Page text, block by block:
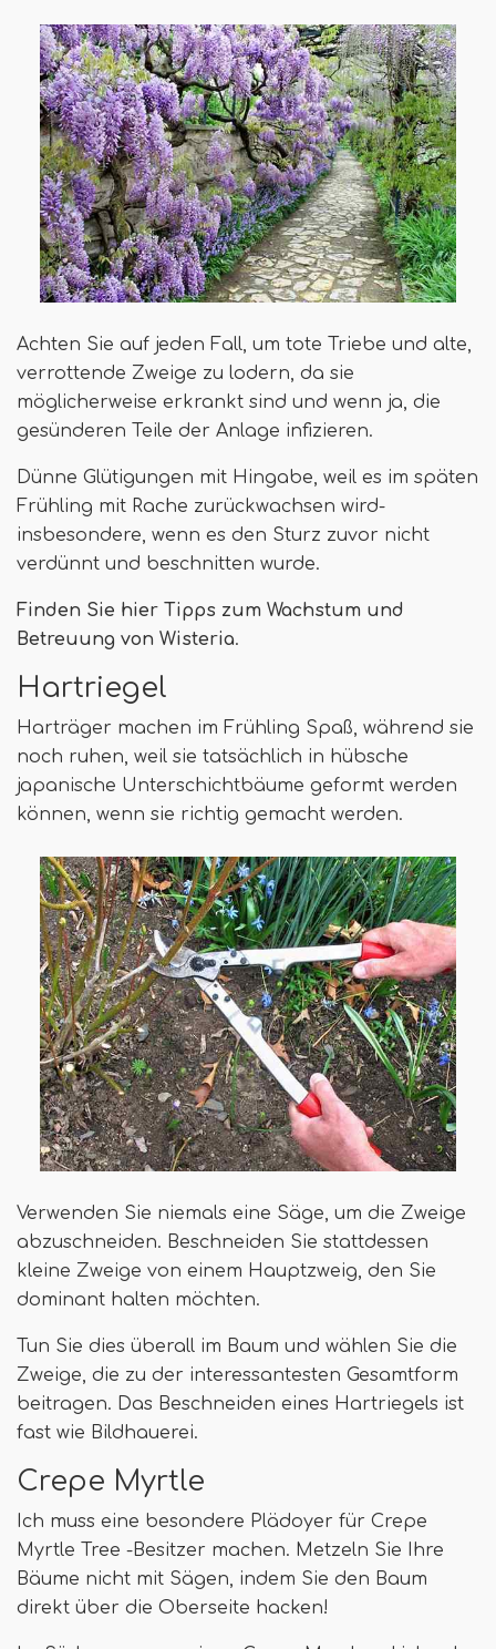
Achten Sie auf jeden Fall, um tote Triebe und alte,
verrottende Zweige zu lodern, da sie
möglicherweise erkrankt sind und wenn ja, die
gesünderen Teile der Anlage infizieren.
Dünne Glütigungen mit Hingabe, weil es im späten
Frühling mit Rache zurückwachsen wird-
insbesondere, wenn es den Sturz zuvor nicht
verdünnt und beschnitten wurde.
Finden Sie hier Tipps zum Wachstum und
Betreuung von Wisteria.
Hartriegel
Harträger machen im Frühling Spaß, während sie
noch ruhen, weil sie tatsächlich in hübsche
japanische Unterschichtbäume geformt werden
können, wenn sie richtig gemacht werden.
Verwenden Sie niemals eine Säge, um die Zweige
abzuschneiden. Beschneiden Sie stattdessen
kleine Zweige von einem Hauptzweig, den Sie
dominant halten möchten.
Tun Sie dies überall im Baum und wählen Sie die
Zweige, die zu der interessantesten Gesamtform
beitragen. Das Beschneiden eines Hartriegels ist
fast wie Bildhauerei.
Crepe Myrtle
Ich muss eine besondere Plädoyer für Crepe
Myrtle Tree -Besitzer machen. Metzeln Sie Ihre
Bäume nicht mit Sägen, indem Sie den Baum
direkt über die Oberseite hacken!